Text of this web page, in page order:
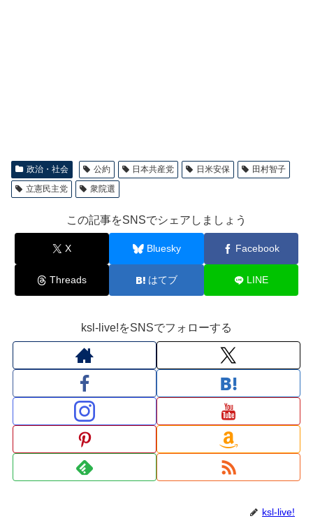
政治・社会 公約 日本共産党 日米安保
田村智子
立憲民主党
衆院選
この記事をSNSでシェアしましょう
X Bluesky Facebook
Threads はてブ LINE
ksl-live!をSNSでフォローする
ksl-live!